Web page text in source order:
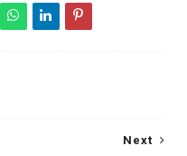
Next